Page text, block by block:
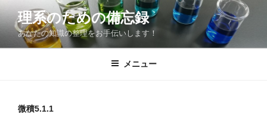
ン
ン
理系のための備忘録
あなたの知識の整理をお手伝いします！
メニュー
微積5.1.1